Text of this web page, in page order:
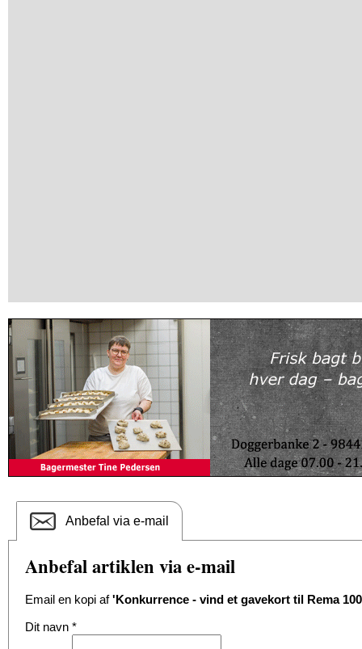
Anbefal via e-mail
Anbefal artiklen via e-mail
Email en kopi af'Konkurrence - vind et gavekort til Rema
Dit navn *